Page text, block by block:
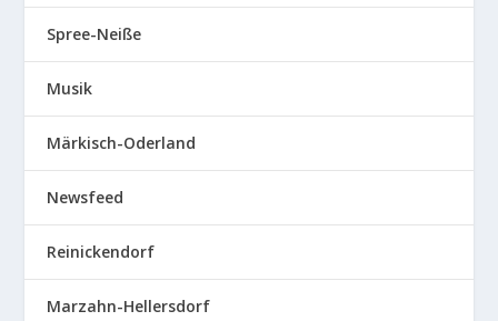
Spree-Neiße
Musik
Märkisch-Oderland
Newsfeed
Reinickendorf
Marzahn-Hellersdorf